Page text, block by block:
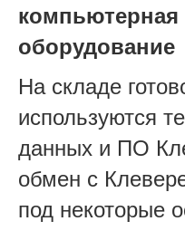
компьютерная
оборудование
На складе
используются
данных и ПО
обмен с
под некоторые